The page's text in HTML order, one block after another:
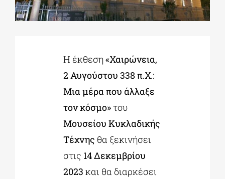
ΕΚΠΑΙΔΕΥΤΙΚΑ ΙΔΡΥΜΑΤΑ
ΠΟΛΙΤΙΣΤΙΚΟΙ ΦΟΡΕΙΣ
Η έκθεση«Χαιρώνεια,
2 Αυγούστου 338 π.Χ.:
Μια μέρα που άλλαξε
τον κόσμο»του
Μουσείου Κυκλαδικής
Τέχνης θα ξεκινήσει
στις 14 Δεκεμβρίου
2023 και θα διαρκέσει